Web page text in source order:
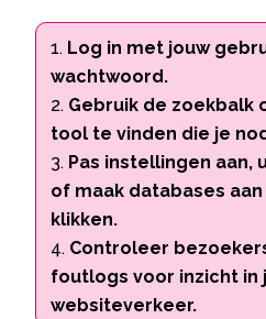
Log in met jouw
wachtwoord.
Gebruik de zoekbalk
tool te vinden die je
Pas instellingen aan,
of maak databases
klikken.
Controleer
foutlogs voor inzicht in
websiteverkeer.